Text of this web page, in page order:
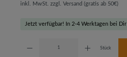
inkl. MwSt. zzgl. Versand (gratis ab 50€)
Jetzt verfügbar! In 2-4 Werktagen bei Dir
Stück